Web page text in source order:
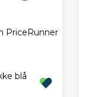
blå